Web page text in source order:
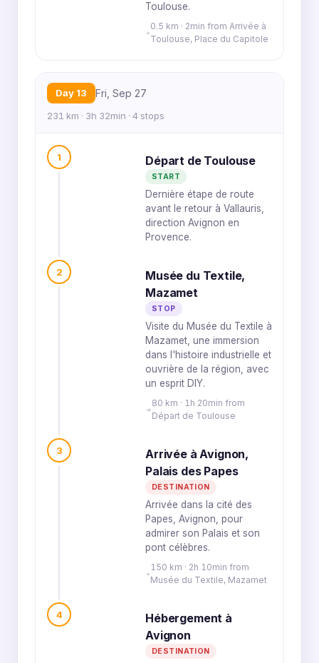
Toulouse.
0.5 km · 2min from Arrivée à
Toulouse, Place du Capitole
Day 13 Fri, Sep 27
231 km · 3h 32min · 4 stops
1 Départ de Toulouse
START
Dernière étape de route
avant le retour à Vallauris,
direction Avignon en
Provence.
2
Musée du Textile,
Mazamet
STOP
Visite du Musée du Textile à
Mazamet, une immersion
dans l'histoire industrielle et
ouvrière de la région, avec
un esprit DIY.
80 km · 1h 20min from
Départ de Toulouse
3
Arrivée à Avignon,
Palais des Papes
DESTINATION
Arrivée dans la cité des
Papes, Avignon, pour
admirer son Palais et son
pont célèbres.
150 km · 2h 10min from
Musée du Textile, Mazamet
4
Hébergement à
Avignon
DESTINATION